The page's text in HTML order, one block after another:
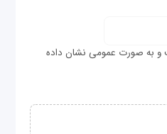
به صورت عمومی نشان داده